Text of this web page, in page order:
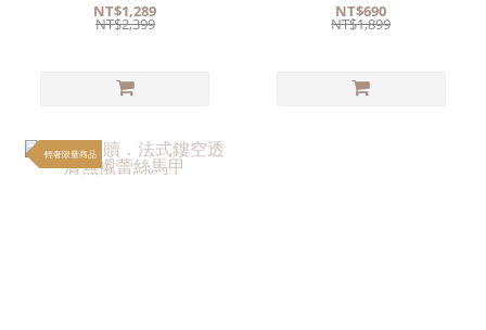
NT$1,289
NT$2,399
NT$690
NT$1,899
輕奢限量商品